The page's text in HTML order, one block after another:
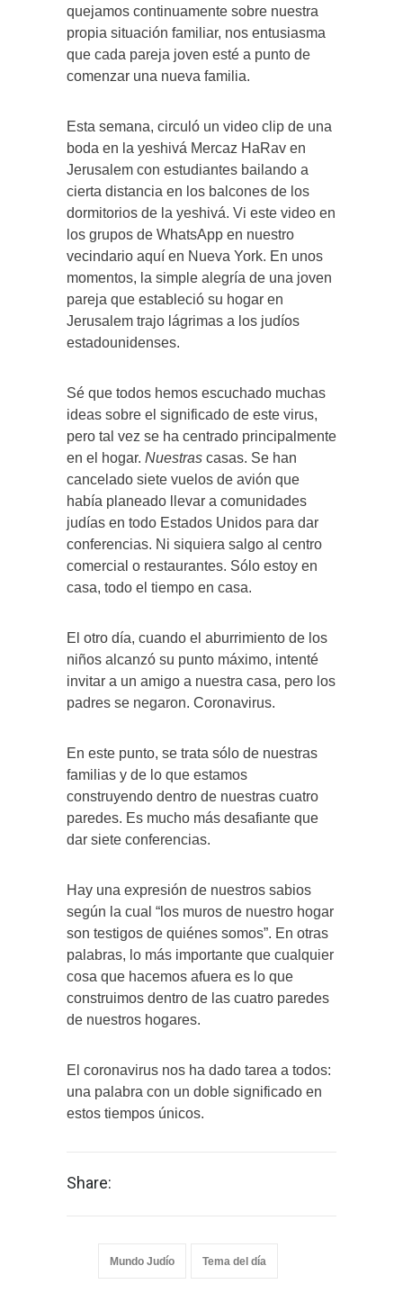
quejamos continuamente sobre nuestra
propia situación familiar, nos entusiasma
que cada pareja joven esté a punto de
comenzar una nueva familia.
Esta semana, circuló un video clip de una
boda en la yeshivá Mercaz HaRav en
Jerusalem con estudiantes bailando a
cierta distancia en los balcones de los
dormitorios de la yeshivá. Vi este video en
los grupos de WhatsApp en nuestro
vecindario aquí en Nueva York. En unos
momentos, la simple alegría de una joven
pareja que estableció su hogar en
Jerusalem trajo lágrimas a los judíos
estadounidenses.
Sé que todos hemos escuchado muchas
ideas sobre el significado de este virus,
pero tal vez se ha centrado principalmente
en el hogar. Nuestras casas. Se han
cancelado siete vuelos de avión que
había planeado llevar a comunidades
judías en todo Estados Unidos para dar
conferencias. Ni siquiera salgo al centro
comercial o restaurantes. Sólo estoy en
casa, todo el tiempo en casa.
El otro día, cuando el aburrimiento de los
niños alcanzó su punto máximo, intenté
invitar a un amigo a nuestra casa, pero los
padres se negaron. Coronavirus.
En este punto, se trata sólo de nuestras
familias y de lo que estamos
construyendo dentro de nuestras cuatro
paredes. Es mucho más desafiante que
dar siete conferencias.
Hay una expresión de nuestros sabios
según la cual “los muros de nuestro hogar
son testigos de quiénes somos”. En otras
palabras, lo más importante que cualquier
cosa que hacemos afuera es lo que
construimos dentro de las cuatro paredes
de nuestros hogares.
El coronavirus nos ha dado tarea a todos:
una palabra con un doble significado en
estos tiempos únicos.
Share:
Mundo Judío Tema del día